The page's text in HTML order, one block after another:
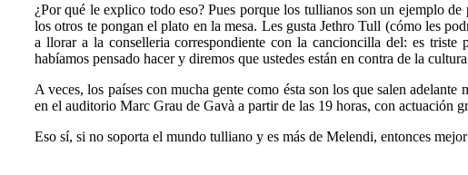
¿Por qué le explico todo eso? Pues porque los tullianos son un ejemplo
los otros te pongan el plato en la mesa. Les gusta Jethro Tull (cómo les
a llorar a la conselleria correspondiente con la cancioncilla del: es
habíamos pensado hacer y diremos que ustedes están en contra de la
A veces, los países con mucha gente como ésta son los que salen
en el auditorio Marc Grau de Gavà a partir de las 19 horas, con actuación
Eso sí, si no soporta el mundo tulliano y es más de Melendi, entonces